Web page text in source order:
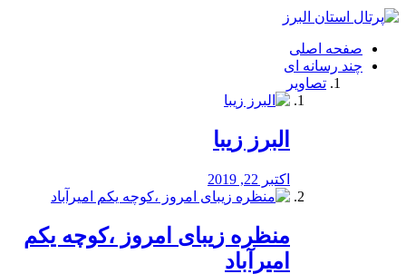
فصد
شرق
تهران
خشکشویی
صفحه اصلی
چند رسانه ای
تصاویر
البرز زیبا
اکتبر 22, 2019
منظره‌‌ زیبای امروز ،کوچه یکم
امیرآباد